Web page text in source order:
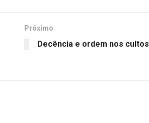
Próximo
Decência e ordem nos cultos